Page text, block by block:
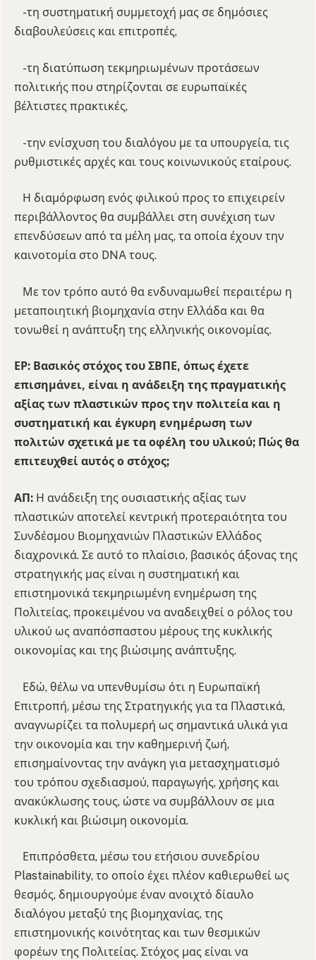
-τη συστηματική συμμετοχή μας σε δημόσιες
διαβουλεύσεις και επιτροπές,
-τη διατύπωση τεκμηριωμένων προτάσεων
πολιτικής που στηρίζονται σε ευρωπαϊκές
βέλτιστες πρακτικές,
-την ενίσχυση του διαλόγου με τα υπουργεία, τις
ρυθμιστικές αρχές και τους κοινωνικούς εταίρους.
Η διαμόρφωση ενός φιλικού προς το επιχειρείν
περιβάλλοντος θα συμβάλλει στη συνέχιση των
επενδύσεων από τα μέλη μας, τα οποία έχουν την
καινοτομία στο DNA τους.
Με τον τρόπο αυτό θα ενδυναμωθεί περαιτέρω η
μεταποιητική βιομηχανία στην Ελλάδα και θα
τονωθεί η ανάπτυξη της ελληνικής οικονομίας.
ΕΡ: Βασικός στόχος του ΣΒΠΕ, όπως έχετε
επισημάνει, είναι η ανάδειξη της πραγματικής
αξίας των πλαστικών προς την πολιτεία και η
συστηματική και έγκυρη ενημέρωση των
πολιτών σχετικά με τα οφέλη του υλικού; Πώς θα
επιτευχθεί αυτός ο στόχος;
ΑΠ: Η ανάδειξη της ουσιαστικής αξίας των
πλαστικών αποτελεί κεντρική προτεραιότητα του
Συνδέσμου Βιομηχανιών Πλαστικών Ελλάδος
διαχρονικά. Σε αυτό το πλαίσιο, βασικός άξονας της
στρατηγικής μας είναι η συστηματική και
επιστημονικά τεκμηριωμένη ενημέρωση της
Πολιτείας, προκειμένου να αναδειχθεί ο ρόλος του
υλικού ως αναπόσπαστου μέρους της κυκλικής
οικονομίας και της βιώσιμης ανάπτυξης.
Εδώ, θέλω να υπενθυμίσω ότι η Ευρωπαϊκή
Επιτροπή, μέσω της Στρατηγικής για τα Πλαστικά,
αναγνωρίζει τα πολυμερή ως σημαντικά υλικά για
την οικονομία και την καθημερινή ζωή,
επισημαίνοντας την ανάγκη για μετασχηματισμό
του τρόπου σχεδιασμού, παραγωγής, χρήσης και
ανακύκλωσης τους, ώστε να συμβάλλουν σε μια
κυκλική και βιώσιμη οικονομία.
Επιπρόσθετα, μέσω του ετήσιου συνεδρίου
Plastainability, το οποίο έχει πλέον καθιερωθεί ως
θεσμός, δημιουργούμε έναν ανοιχτό δίαυλο
διαλόγου μεταξύ της βιομηχανίας, της
επιστημονικής κοινότητας και των θεσμικών
φορέων της Πολιτείας. Στόχος μας είναι να